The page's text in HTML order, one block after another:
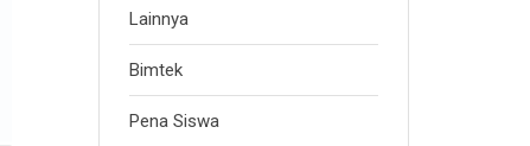
Lainnya
Bimtek
Pena Siswa